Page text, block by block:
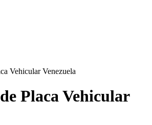
Vehicular Venezuela
Placa Vehicular